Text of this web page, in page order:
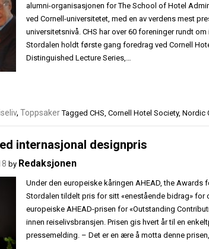
alumni-organisasjonen for The School of Hotel
ved Cornell-universitetet, med en av verdens mest
universitetsnivå. CHS har over 60 foreninger rundt
Stordalen holdt første gang foredrag ved Cornell
Distinguished Lecture Series,…
, Toppsaker Tagged CHS, Cornell Hotel Society, Nordic
internasjonal designpris
by Redaksjonen
Under den europeiske kåringen AHEAD, the Awards
Stordalen tildelt pris for sitt «enestående bidrag» for
europeiske AHEAD-prisen for «Outstanding
innen reiselivsbransjen. Prisen gis hvert år til en
pressemelding. – Det er en ære å motta denne